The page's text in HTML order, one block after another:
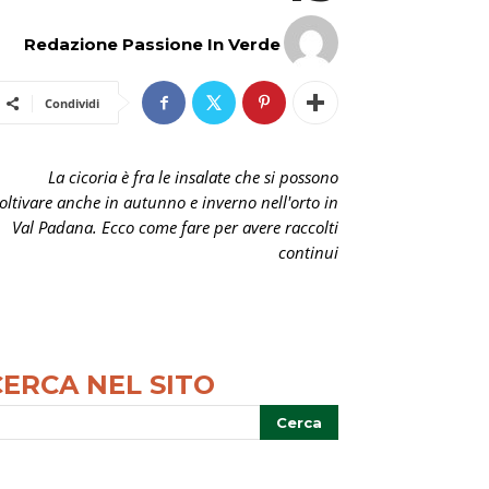
Redazione Passione In Verde
Condividi
La cicoria è fra le insalate che si possono
anche in autunno e inverno nell'orto in
Val Padana. Ecco come fare per avere raccolti
continui
NEL SITO